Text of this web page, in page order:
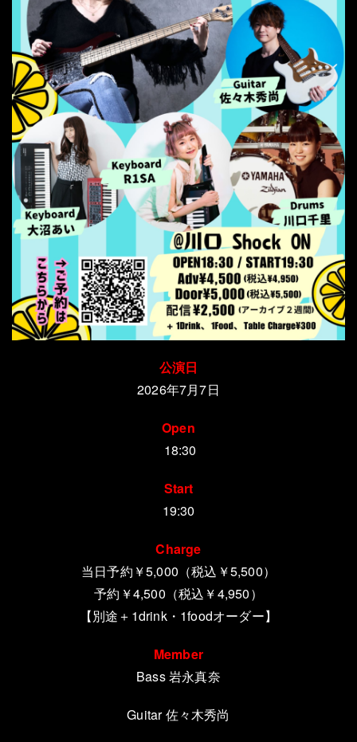
公演日
2026年7月7日
Open
18:30
Start
19:30
Charge
当日予約￥5,000（税込￥5,500）
予約￥4,500（税込￥4,950）
【別途＋1drink・1foodオーダー】
Member
Bass 岩永真奈
Guitar 佐々木秀尚